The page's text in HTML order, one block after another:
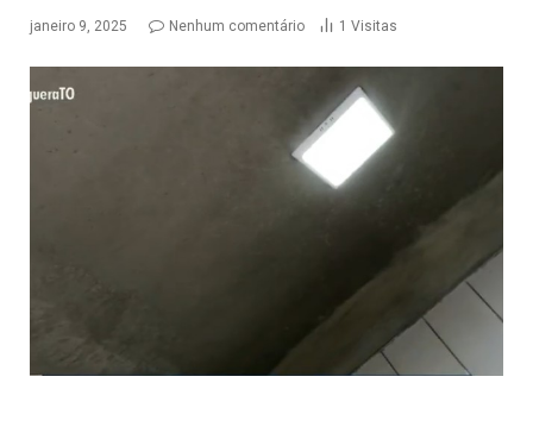
janeiro 9, 2025 Nenhum comentário 1 Visitas